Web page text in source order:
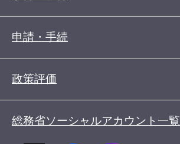
申請・手続
政策評価
総務省ソーシャルアカウント一覧